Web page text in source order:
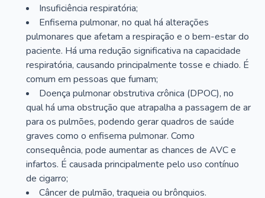
Insuficiência respiratória;
Enfisema pulmonar, no qual há alterações
pulmonares que afetam a respiração e o bem-estar do
paciente. Há uma redução significativa na capacidade
respiratória, causando principalmente tosse e chiado. É
comum em pessoas que fumam;
Doença pulmonar obstrutiva crônica (DPOC), no
qual há uma obstrução que atrapalha a passagem de ar
para os pulmões, podendo gerar quadros de saúde
graves como o enfisema pulmonar. Como
consequência, pode aumentar as chances de AVC e
infartos. É causada principalmente pelo uso contínuo
de cigarro;
Câncer de pulmão, traqueia ou brônquios.